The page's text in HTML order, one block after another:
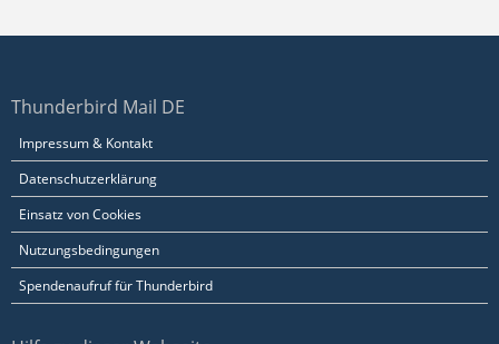
Thunderbird Mail DE
Impressum & Kontakt
Datenschutzerklärung
Einsatz von Cookies
Nutzungsbedingungen
Spendenaufruf für Thunderbird